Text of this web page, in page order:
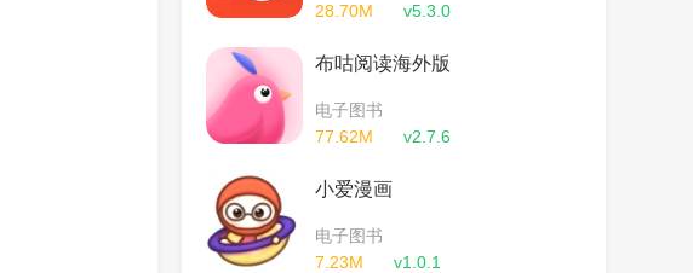
28.70M
v5.3.0
布咕阅读海外版
电子图书
77.62M
v2.7.6
小爱漫画
电子图书
7.23M
v1.0.1